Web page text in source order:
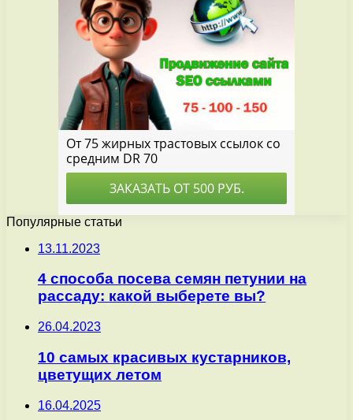
Популярные статьи
13.11.2023
4 способа посева семян петунии на
рассаду: какой выберете вы?
26.04.2023
10 самых красивых кустарников,
цветущих летом
16.04.2025